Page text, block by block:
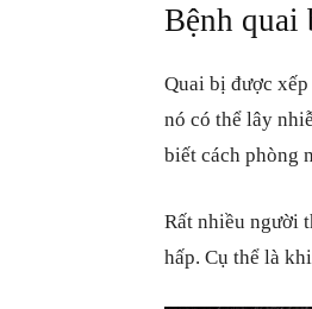
Bệnh quai
Quai bị được
nó có thể lây
biết cách phòng
Rất nhiều người
hấp. Cụ thể là